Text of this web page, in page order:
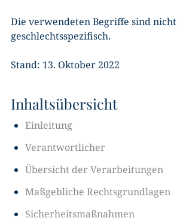
Die verwendeten Begriffe sind nicht
geschlechtsspezifisch.
Stand: 13. Oktober 2022
Inhaltsübersicht
Einleitung
Verantwortlicher
Übersicht der Verarbeitungen
Maßgebliche Rechtsgrundlagen
Sicherheitsmaßnahmen